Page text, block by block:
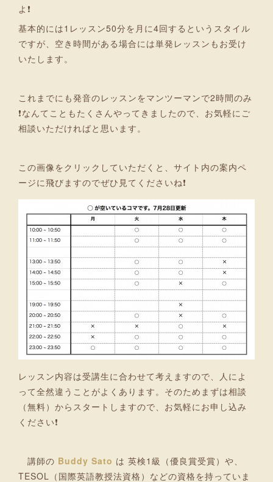
よ❗
基本的には1レッスン50分を月に4回するというスタイル
ですが、空き時間がある場合には単発レッスンもお受け
いたします。
これまでにも発音のレッスンをマンツーマンで2時間のみ
❗なんてこともたくさんやってきましたので、お気軽にご
相談いただければと思います。
この画像をクリックしていただくと、サイト内の案内ペ
ージに飛びますのでぜひ見てくださいね❗
レッスン内容は受講生に合わせて考えますので、人によ
って全然違うことがよくあります。そのためまずは相談
（無料）からスタートしますので、お気軽にお申し込み
ください❗
講師の Buddy Sato は 英検1級（優良賞受賞）や、
TESOL（国際英語教授法資格）などの資格を持っていま